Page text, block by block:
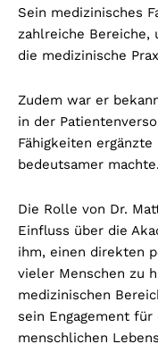
Sein medizinisches
zahlreiche Bereiche,
die medizinische
Zudem war er
in der
Fähigkeiten
bedeutsamer machte.
Die Rolle von Dr.
Einfluss über die
ihm, einen direkten
vieler Menschen zu
medizinischen
sein Engagement für
menschlichen